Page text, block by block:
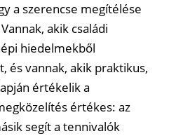
a szerencse megítélése
akik családi
hiedelmekből
és vannak, akik praktikus,
értékelik a
értékes: az
segít a tennivalók